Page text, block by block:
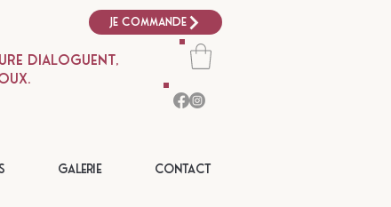
Je commande
dialoguent,
Galerie Contact